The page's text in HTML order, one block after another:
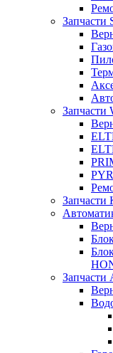
Запчасти
Запчасти
Запчасти
Запчасти